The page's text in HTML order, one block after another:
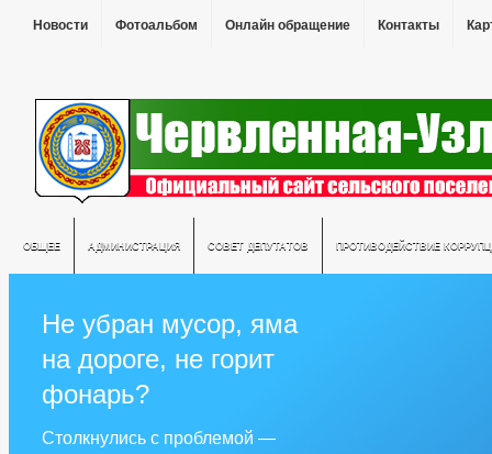
Новости Фотоальбом Онлайн обращение Контакты
ОБЩЕЕ АДМИНИСТРАЦИЯ СОВЕТ ДЕПУТАТОВ ПРОТИВОДЕЙСТВИЕ
Не убран мусор, яма
на дороге, не горит
фонарь?
Столкнулись с проблемой —